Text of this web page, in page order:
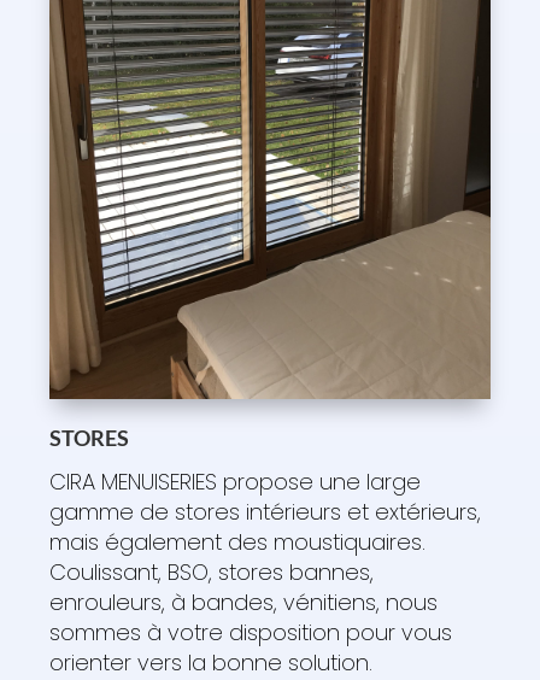
STORES
CIRA MENUISERIES propose une large
gamme de stores intérieurs et extérieurs,
mais également des moustiquaires.
Coulissant, BSO, stores bannes,
enrouleurs, à bandes, vénitiens, nous
sommes à votre disposition pour vous
orienter vers la bonne solution.